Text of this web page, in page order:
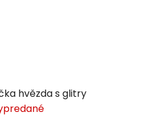
hvězda s glitry